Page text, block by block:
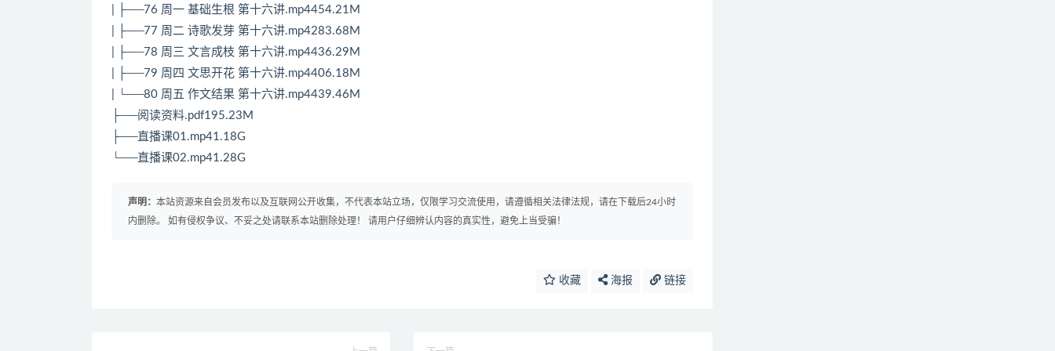
| ├──76 周一 基础生根 第十六讲.mp4454.21M
| ├──77 周二 诗歌发芽 第十六讲.mp4283.68M
| ├──78 周三 文言成枝 第十六讲.mp4436.29M
| ├──79 周四 文思开花 第十六讲.mp4406.18M
| └──80 周五 作文结果 第十六讲.mp4439.46M
├──阅读资料.pdf195.23M
├──直播课01.mp41.18G
└──直播课02.mp41.28G
声明： 本站资源来自会员发布以及互联网公开收集，不代表本站立场，仅限学习交流使用，请遵循相关法律法规，请在下载后24小时
内删除。 如有侵权争议、不妥之处请联系本站删除处理！ 请用户仔细辨认内容的真实性，避免上当受骗！
收藏 海报 链接